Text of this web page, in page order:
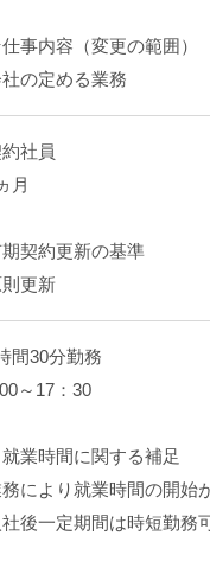
事内容（変更の範囲）
の定める業務
社員
月
契約更新の基準
則更新
間30分勤務
～17：30
業時間に関する補足
により就業時間の開始
社後一定期間は時短勤務